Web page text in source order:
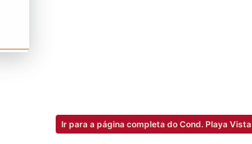
Ir para a página completa do Cond. Playa Vista